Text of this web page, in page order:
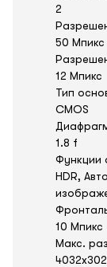
2
50 Мпикс
12 Мпикс
Тип
CMOS
1.8 f
Функции
HDR,
10 Мпикс
Макс.